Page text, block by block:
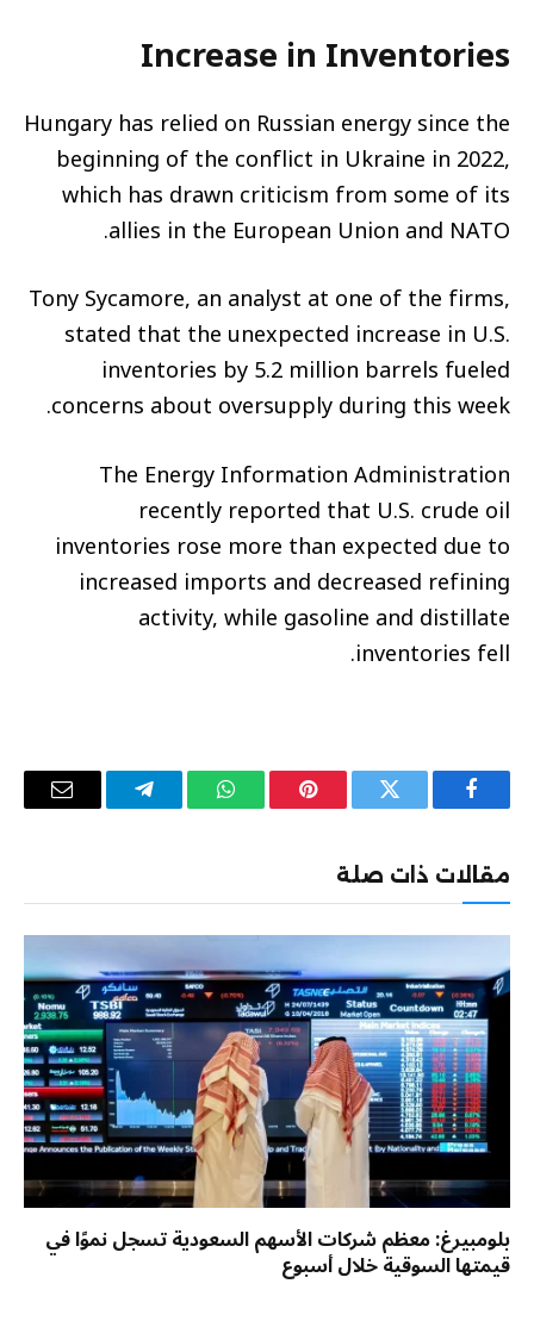
Increase in Inventories
Hungary has relied on Russian energy since the
beginning of the conflict in Ukraine in 2022,
which has drawn criticism from some of its
allies in the European Union and NATO.
Tony Sycamore, an analyst at one of the firms,
stated that the unexpected increase in U.S.
inventories by 5.2 million barrels fueled
concerns about oversupply during this week.
The Energy Information Administration
recently reported that U.S. crude oil
inventories rose more than expected due to
increased imports and decreased refining
activity, while gasoline and distillate
inventories fell.
فيسبوك تويتر بينتيريستواتساب تيلقرام
البريد
مقالات ذات صلة
بلومبيرغ: معظم شركات الأسهم السعودية تسجل نموًا في
قيمتها السوقية خلال أسبوع